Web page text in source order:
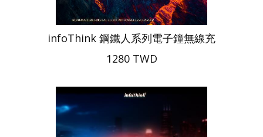
infoThink 鋼鐵人系列電子鐘無線充
1280 TWD